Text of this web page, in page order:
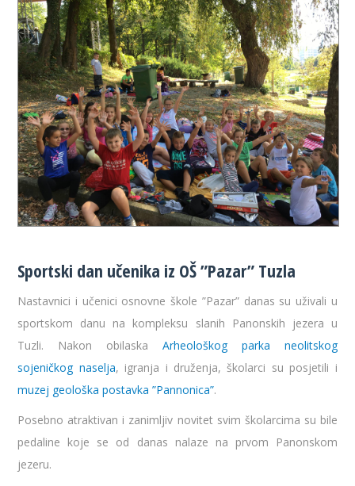
Sportski dan učenika iz OŠ ”Pazar” Tuzla
Nastavnici i učenici osnovne škole ”Pazar” danas su uživali u
sportskom danu na kompleksu slanih Panonskih jezera u
Tuzli. Nakon obilaska Arheološkog parka neolitskog
sojeničkog naselja, igranja i druženja, školarci su posjetili i
muzej geološka postavka ”Pannonica”.
Posebno atraktivan i zanimljiv novitet svim školarcima su bile
pedaline koje se od danas nalaze na prvom Panonskom
jezeru.